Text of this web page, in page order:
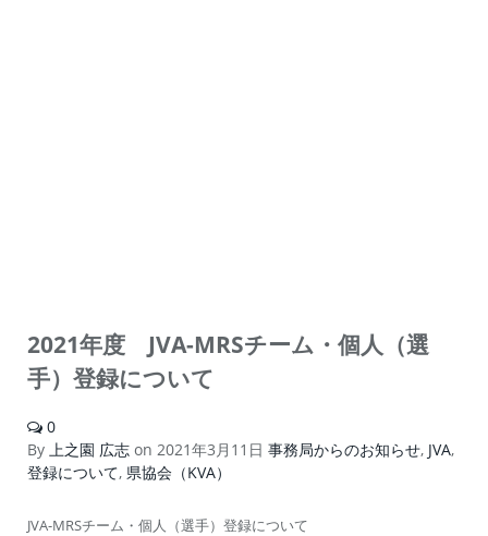
2021年度 JVA-MRSチーム・個人（選
手）登録について
0
By 上之園 広志 on 2021年3月11日 事務局からのお知らせ, JVA,
登録について, 県協会（KVA）
JVA-MRSチーム・個人（選手）登録について